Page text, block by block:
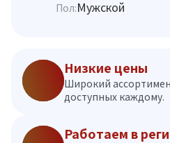
Пол:Мужской
Низкие цены
Широкий
доступных каждому.
Работаем в